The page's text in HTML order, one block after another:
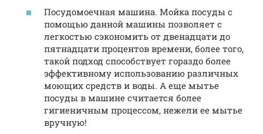
Посудомоечная машина. Мойка посуды с
помощью данной машины позволяет с
легкостью сэкономить от двенадцати до
пятнадцати процентов времени, более того,
такой подход способствует гораздо более
эффективному использованию различных
моющих средств и воды. А еще мытье
посуды в машине считается более
гигиеничным процессом, нежели ее мытье
вручную!